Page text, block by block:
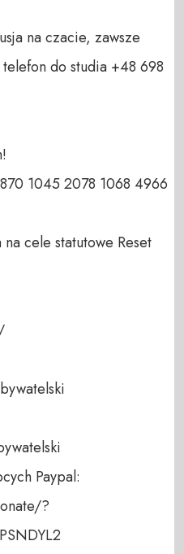
na czacie, zawsze
do studia +48 698
1045 2078 1068 4966
cele statutowe Reset
Paypal:
?